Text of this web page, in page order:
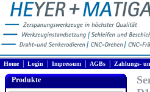
Home| Login Impressum AGBs Zahlungs-
Produkte